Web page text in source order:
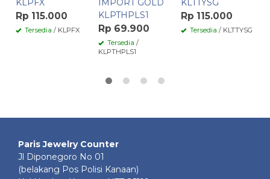
KLPFX
Rp 115.000
Tersedia / KLPFX
IMPORT GOLD
KLPTHPLS1
Rp 69.900
Tersedia /
KLPTHPLS1
KLTTYSG
Rp 115.000
Tersedia / KLTTYSG
Paris Jewelry Counter
Jl Diponegoro No 01
(belakang Pos Polisi Kanaan)